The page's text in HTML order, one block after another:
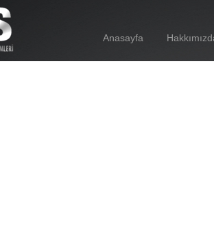
Anasayfa